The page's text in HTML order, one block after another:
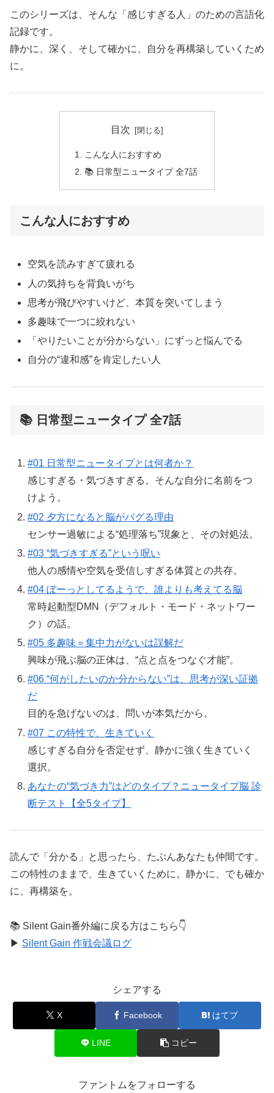
このシリーズは、そんな「感じすぎる人」のための言語化
記録です。
静かに、深く、そして確かに、自分を再構築していくため
に。
目次
こんな人におすすめ
📚 日常型ニュータイプ 全7話
こんな人におすすめ
空気を読みすぎて疲れる
人の気持ちを背負いがち
思考が飛びやすいけど、本質を突いてしまう
多趣味で一つに絞れない
「やりたいことが分からない」にずっと悩んでる
自分の“違和感”を肯定したい人
📚 日常型ニュータイプ 全7話
#01 日常型ニュータイプとは何者か？
感じすぎる・気づきすぎる。そんな自分に名前をつ
けよう。
#02 夕方になると脳がバグる理由
センサー過敏による“処理落ち”現象と、その対処法。
#03 “気づきすぎる”という呪い
他人の感情や空気を受信しすぎる体質との共存。
#04 ぼーっとしてるようで、誰よりも考えてる脳
常時起動型DMN（デフォルト・モード・ネットワー
ク）の話。
#05 多趣味＝集中力がないは誤解だ
興味が飛ぶ脳の正体は、“点と点をつなぐ才能”。
#06 “何がしたいのか分からない”は、思考が深い証拠
だ
目的を急げないのは、問いが本気だから。
#07 この特性で、生きていく
感じすぎる自分を否定せず、静かに強く生きていく
選択。
あなたの“気づき力”はどのタイプ？ニュータイプ脳 診
断テスト【全5タイプ】
読んで「分かる」と思ったら、たぶんあなたも仲間です。
この特性のままで、生きていくために。静かに、でも確か
に、再構築を。
📚 Silent Gain番外編に戻る方はこちら👇️
▶ Silent Gain 作戦会議ログ
シェアする
X Facebook はてブ
LINE コピー
ファントムをフォローする